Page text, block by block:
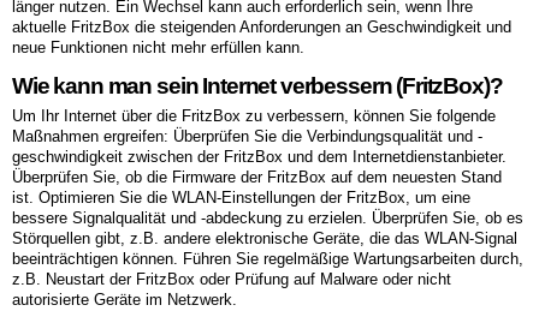
länger nutzen. Ein Wechsel kann auch erforderlich sein, wenn Ihre
aktuelle FritzBox die steigenden Anforderungen an Geschwindigkeit und
neue Funktionen nicht mehr erfüllen kann.
Wie kann man sein Internet verbessern (FritzBox)?
Um Ihr Internet über die FritzBox zu verbessern, können Sie folgende
Maßnahmen ergreifen: Überprüfen Sie die Verbindungsqualität und -
geschwindigkeit zwischen der FritzBox und dem Internetdienstanbieter.
Überprüfen Sie, ob die Firmware der FritzBox auf dem neuesten Stand
ist. Optimieren Sie die WLAN-Einstellungen der FritzBox, um eine
bessere Signalqualität und -abdeckung zu erzielen. Überprüfen Sie, ob es
Störquellen gibt, z.B. andere elektronische Geräte, die das WLAN-Signal
beeinträchtigen können. Führen Sie regelmäßige Wartungsarbeiten durch,
z.B. Neustart der FritzBox oder Prüfung auf Malware oder nicht
autorisierte Geräte im Netzwerk.